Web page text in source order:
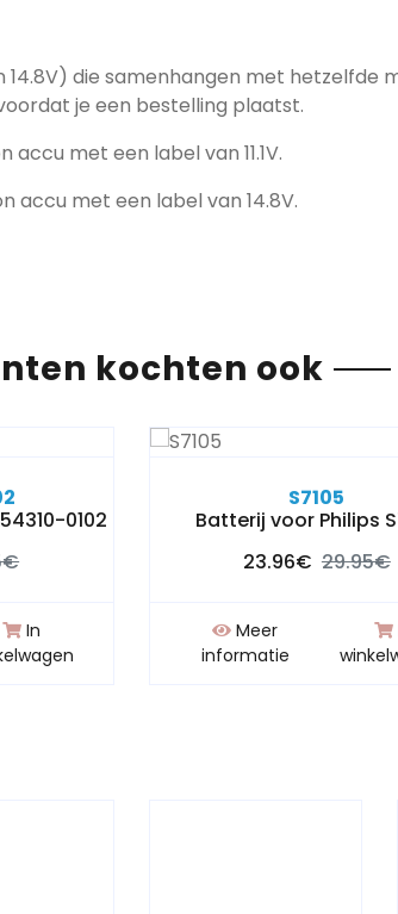
14.8V) die samenhangen met
je een bestelling plaatst.
met een label van 11.1V.
accu met een label van 14.8V.
kochten ook
0102
In
S7105
Batterij voor Philips
23.96€ 29.95€
Meer
informatie